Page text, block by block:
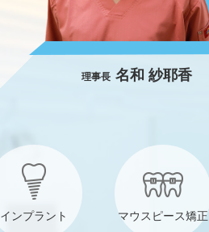
理事長 名和 紗耶香
インプラント マウスピース矯正